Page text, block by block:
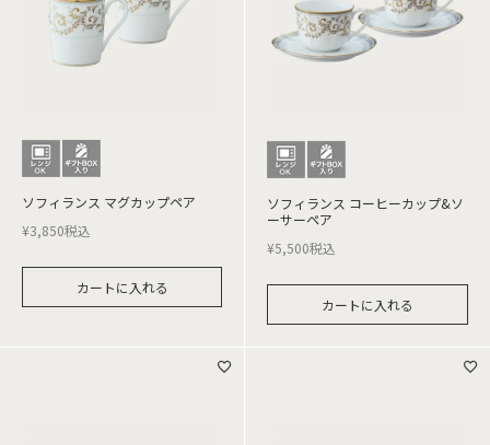
ソフィランス マグカップペア
¥3,850税込
カートに入れる
ソフィランス コーヒーカップ&ソ
ーサーペア
¥5,500税込
カートに入れる